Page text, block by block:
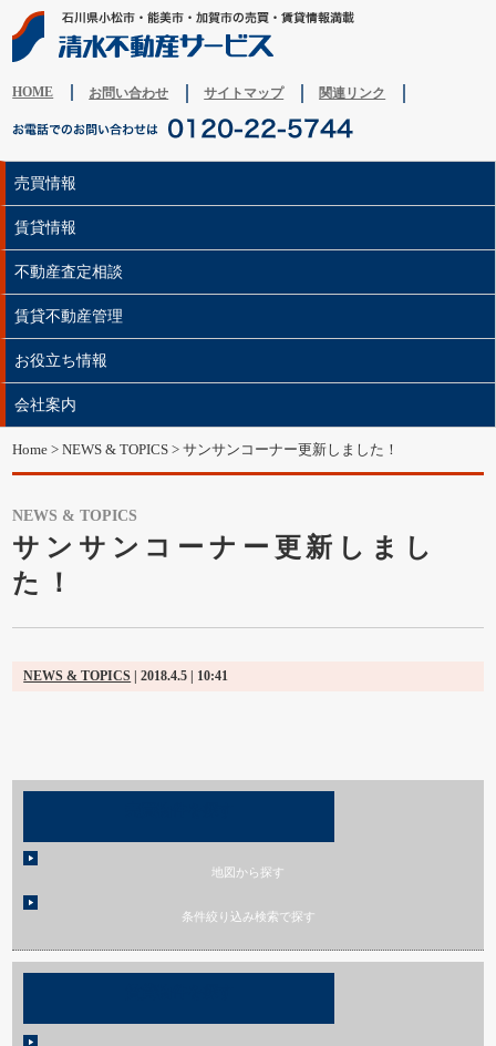
HOME お問い合わせ サイトマップ 関連リンク
売買情報
賃貸情報
不動産査定相談
賃貸不動産管理
お役立ち情報
会社案内
Home >NEWS & TOPICS > サンサンコーナー更新しました！
NEWS & TOPICS
サンサンコーナー更新しまし
た！
NEWS & TOPICS | 2018.4.5 | 10:41
地図から探す
条件絞り込み検索で探す